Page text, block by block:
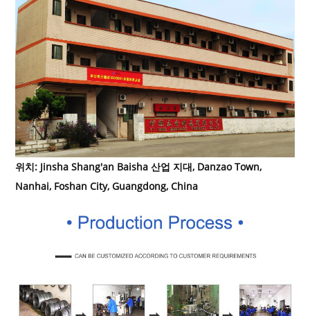
위치: Jinsha Shang'an Baisha 산업 지대, Danzao Town,
Nanhai, Foshan City, Guangdong, China